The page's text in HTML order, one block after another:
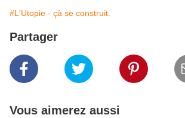
#L'Utopie - çà se construit.
Partager
Vous aimerez aussi